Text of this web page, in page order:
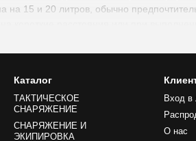
15 и 20 литров, обычно
походов или специальных
отличается такими характеристиками:
рюкзака до 25 литров
Каталог
ТАКТИЧЕСКОЕ
СНАРЯЖЕНИЕ
СНАРЯЖЕНИЕ И
ЭКИПИРОВКА
Вход в
О нас